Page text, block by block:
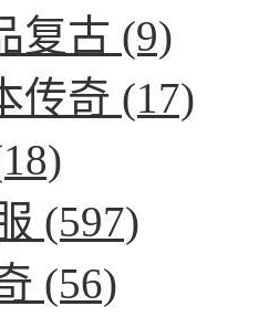
复古 (9)
传奇 (17)
(597)
(56)